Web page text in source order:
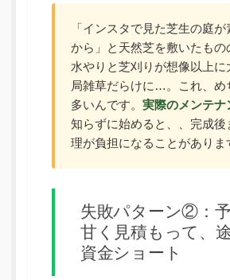
「インスタで見た芝生の庭
から」と天然芝を敷いたもの
水やりと芝刈りが想像以上に
局雑草だらけに…。これ、め
多いんです。 実際のメンテナ
知らずに始めると、、完成後
理が負担になることがありま
失敗パターン②：
甘く見積もって、
資金ショート